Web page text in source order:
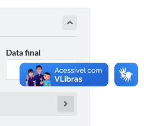
Data final